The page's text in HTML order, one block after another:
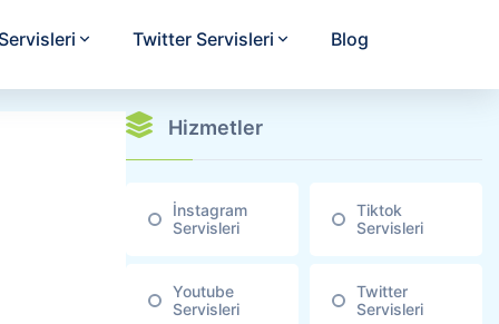
Twitter Servisleri Blog
Hizmetler
İnstagram
Servisleri
Tiktok
Servisleri
Youtube
Servisleri
Twitter
Servisleri